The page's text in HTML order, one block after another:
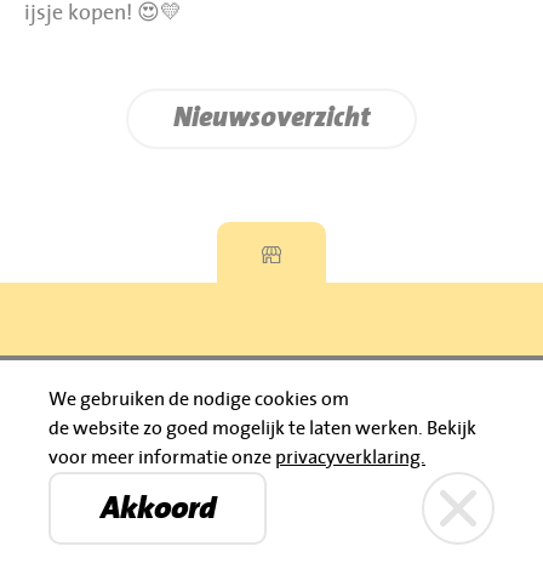
© 2026 Jumbo Huibers
ijsje kopen! 😍💛
Nieuwsoverzicht
Bruïneplein Petenbos
Privacyverklaring
© 2026 Jumbo Huibers
IBAN: NL92 RABO 0395111021
Jumbo Huibers
We gebruiken de nodige cookies om
de website zo goed mogelijk te laten werken.
Bekijk
voor meer informatie onze privacyverklaring.
Akkoord